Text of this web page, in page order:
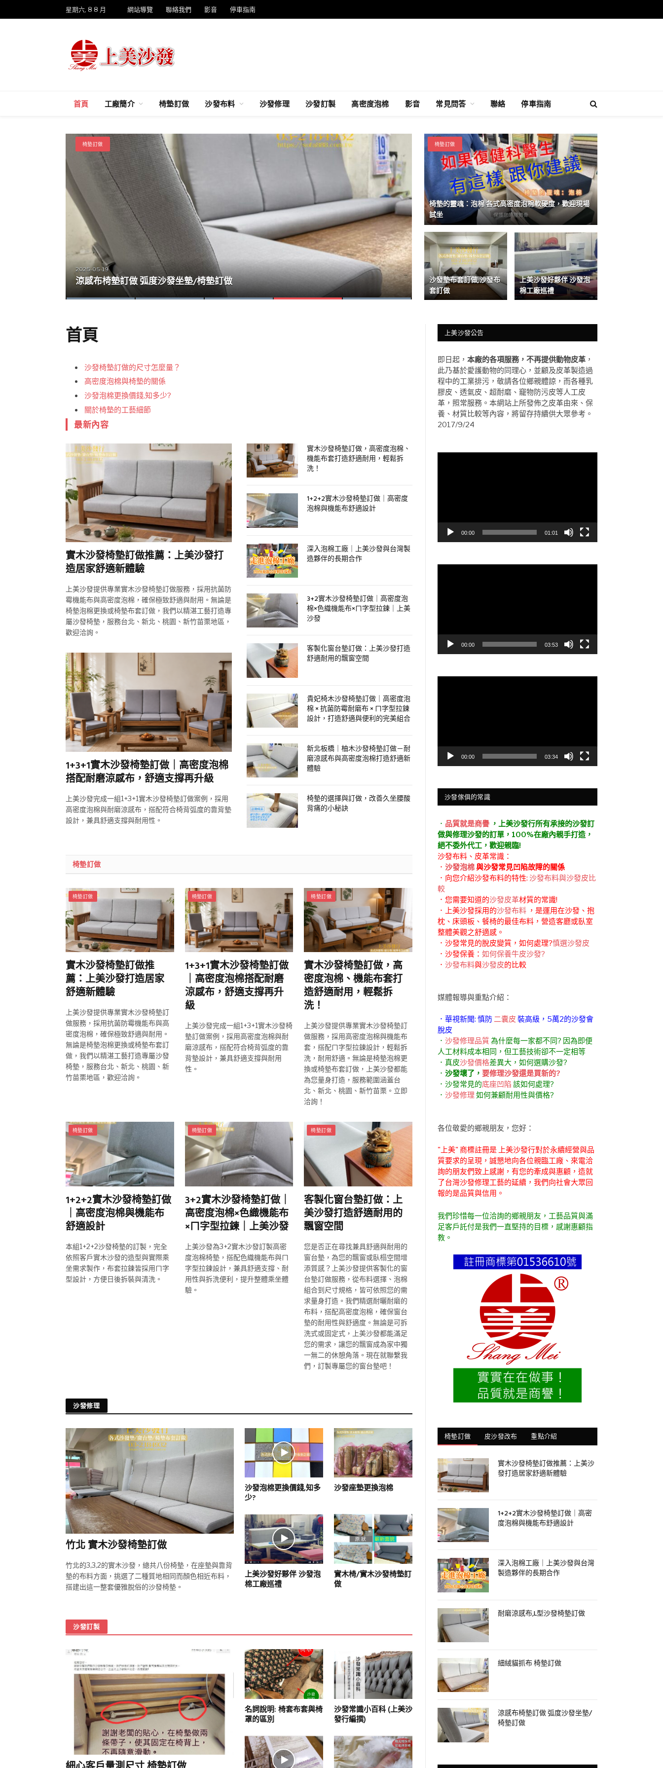
星期六, 8 8 月 網站導覽 聯絡我們 影音 停車指南
首頁 工廠簡介 椅墊訂做 沙發布料 沙發修理 沙發訂製 高密度泡棉 影音 常見問答 聯絡 停車指南
深入泡棉工廠｜上美沙發與台灣製造夥伴的長期合作
椅墊的選擇與訂做，改善久坐腰酸背痛的小秘訣
涼感布椅墊訂做,清爽服貼舒適
椅墊訂做
2025-05-19
涼感布椅墊訂做 弧度沙發坐墊/椅墊訂做
椅墊直挺挺!! 腰酸背痛
椅墊訂做
椅墊的靈魂：泡棉 各式高密度泡棉軟硬度，歡迎現場
試坐
沙發墊布套訂做,沙發布
套訂做
上美沙發好夥伴 沙發泡
棉工廠巡禮
首頁
沙發椅墊訂做的尺寸怎麼量？
高密度泡棉與椅墊的關係
沙發泡棉更換價錢,知多少?
關於椅墊的工藝細節
最新內容
實木沙發椅墊訂做推薦：上美沙發打
造居家舒適新體驗
上美沙發提供專業實木沙發椅墊訂做服務，採用抗菌防
霉機能布與高密度泡棉，確保極致舒適與耐用。無論是
椅墊泡棉更換或椅墊布套訂做，我們以精湛工藝打造專
屬沙發椅墊，服務台北、新北、桃園、新竹苗栗地區，
歡迎洽詢。
1+3+1實木沙發椅墊訂做｜高密度泡棉
搭配耐磨涼感布，舒適支撐再升級
上美沙發完成一組1+3+1實木沙發椅墊訂做案例，採用
高密度泡棉與耐磨涼感布，搭配符合椅背弧度的靠背墊
設計，兼具舒適支撐與耐用性。
實木沙發椅墊訂做，高密度泡棉、
機能布套打造舒適耐用，輕鬆拆
洗！
1+2+2實木沙發椅墊訂做｜高密度
泡棉與機能布舒適設計
深入泡棉工廠｜上美沙發與台灣製
造夥伴的長期合作
3+2實木沙發椅墊訂做｜高密度泡
棉×色織機能布×ㄇ字型拉鍊｜上美
沙發
客製化窗台墊訂做：上美沙發打造
舒適耐用的飄窗空間
貴妃椅木沙發椅墊訂做｜高密度泡
棉 × 抗菌防霉耐磨布 × ㄇ字型拉鍊
設計，打造舒適與便利的完美組合
新北板橋｜柚木沙發椅墊訂做－耐
磨涼感布與高密度泡棉打造舒適新
體驗
椅墊的選擇與訂做，改善久坐腰酸
背痛的小秘訣
椅墊訂做
椅墊訂做
實木沙發椅墊訂做推
薦：上美沙發打造居家
舒適新體驗
上美沙發提供專業實木沙發椅墊訂
做服務，採用抗菌防霉機能布與高
密度泡棉，確保極致舒適與耐用。
無論是椅墊泡棉更換或椅墊布套訂
做，我們以精湛工藝打造專屬沙發
椅墊，服務台北、新北、桃園、新
竹苗栗地區，歡迎洽詢。
椅墊訂做
1+3+1實木沙發椅墊訂做
｜高密度泡棉搭配耐磨
涼感布，舒適支撐再升
級
上美沙發完成一組1+3+1實木沙發椅
墊訂做案例，採用高密度泡棉與耐
磨涼感布，搭配符合椅背弧度的靠
背墊設計，兼具舒適支撐與耐用
性。
椅墊訂做
實木沙發椅墊訂做，高
密度泡棉、機能布套打
造舒適耐用，輕鬆拆
洗！
上美沙發提供專業實木沙發椅墊訂
做服務，採用高密度泡棉與機能布
套，搭配ㄇ字型拉鍊設計，輕鬆拆
洗，耐用舒適。無論是椅墊泡棉更
換或椅墊布套訂做，上美沙發都能
為您量身打造，服務範圍涵蓋台
北、新北、桃園、新竹苗栗。立即
洽詢！
椅墊訂做
1+2+2實木沙發椅墊訂做
｜高密度泡棉與機能布
舒適設計
本組1+2+2沙發椅墊的訂製，完全
依照客戶實木沙發的造型與實際乘
坐需求製作，布套拉鍊皆採用ㄇ字
型設計，方便日後拆裝與清洗。
椅墊訂做
3+2實木沙發椅墊訂做｜
高密度泡棉×色織機能布
×ㄇ字型拉鍊｜上美沙發
上美沙發為3+2實木沙發訂製高密
度泡棉椅墊，搭配色織機能布與ㄇ
字型拉鍊設計，兼具舒適支撐、耐
用性與拆洗便利，提升整體乘坐體
驗。
椅墊訂做
客製化窗台墊訂做：上
美沙發打造舒適耐用的
飄窗空間
您是否正在尋找兼具舒適與耐用的
窗台墊，為您的飄窗或臥榻空間增
添質感？上美沙發提供客製化的窗
台墊訂做服務，從布料選擇、泡棉
組合到尺寸規格，皆可依照您的需
求量身打造。我們精選耐曬耐磨的
布料，搭配高密度泡棉，確保窗台
墊的耐用性與舒適度。無論是可拆
洗式或固定式，上美沙發都能滿足
您的需求，讓您的飄窗成為家中獨
一無二的休憩角落。現在就聯繫我
們，訂製專屬您的窗台墊吧！
沙發修理
竹北 實木沙發椅墊訂做
竹北的3,3,2的實木沙發，總共八份椅墊，在座墊與靠背
墊的布料方面，挑選了二種質地相同而顏色相近布料，
搭建出這一整套優雅脫俗的沙發椅墊。
沙發泡棉更換價錢,知多
少?
沙發座墊更換泡棉
上美沙發好夥伴 沙發泡
棉工廠巡禮
實木椅/實木沙發椅墊訂
做
沙發訂製
名詞說明: 椅套布套與椅
罩的區別
沙發常識小百科 (上美沙
發行編撰)
上美沙發公告
即日起， 本廠的各項服務，不再提供動物皮革 ，
此乃基於愛護動物的同理心，並顧及皮革製造過
程中的工業排污，敬請各位鄉親體諒，而各種乳
膠皮、透氣皮、超耐磨、竉物防污皮等人工皮
革，照常服務。本網站上所發佈之皮革由來、保
養、材質比較等內容，將留存持續供大眾參考。
2017/9/24
00:00 01:01
00:00 03:53
00:00 03:34
沙發傢俱的常識
． 品質就是商譽 ，上美沙發行所有承接的沙發訂
做與修理沙發的訂單，100%在廠內親手打造，
絕不委外代工，歡迎親臨!
沙發布料、皮革常識：
． 沙發泡棉與沙發常見凹陷故障的關係
．向您介紹沙發布料的特性: 沙發布料與沙發皮比
較
．您需要知道的沙發皮革材質的常識!
．上美沙發採用的沙發布料 ，是運用在沙發、抱
枕、床頭板、餐椅的最佳布料，營造客廳或臥室
整體美觀之舒適感。
．沙發常見的脫皮變質，如何處理?慎選沙發皮
．沙發保養： 如何保養牛皮沙發?
． 沙發布料與沙發皮的比較
媒體報導與重點介紹：
．華視新聞: 慎防二囊皮 裝高級，5萬2的沙發會
脫皮
． 沙發修理品質為什麼每一家都不同? 因為即便
人工材料成本相同，但工藝技術卻不一定相等
．真皮沙發價格差異大，如何選購沙發?
． 沙發壞了， 要修理沙發還是買新的?
．沙發常見的底座凹陷 該如何處理?
． 沙發修理 如何兼顧耐用性與價格?
各位敬愛的鄉親朋友，您好：
"上美" 商標註冊是 上美沙發行對於永續經營與品
質要求的呈現，誠懇地向各位親臨工廠、來電洽
詢的朋友們致上感謝，有您的牽成與惠顧，造就
了台灣沙發修理工藝的延續，我們向社會大眾回
報的是品質與信用。
我們珍惜每一位洽詢的鄉親朋友，工藝品質與滿
足客戶託付是我們一直堅持的目標，感謝惠顧指
教。
椅墊訂做 皮沙發改布 重點介紹
實木沙發椅墊訂做推薦：上美沙
發打造居家舒適新體驗
1+2+2實木沙發椅墊訂做｜高密
度泡棉與機能布舒適設計
深入泡棉工廠｜上美沙發與台灣
製造夥伴的長期合作
耐磨涼感布,L型沙發椅墊訂做
細絨貓抓布 椅墊訂做
涼感布椅墊訂做 弧度沙發坐墊/
椅墊訂做